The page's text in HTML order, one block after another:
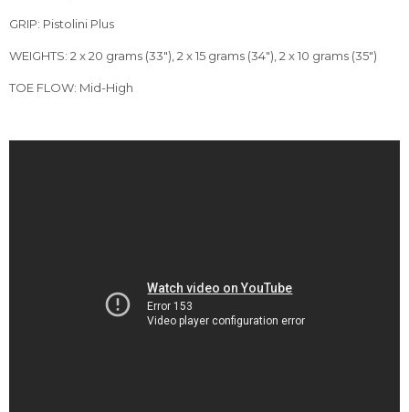
GRIP: Pistolini Plus
WEIGHTS: 2 x 20 grams (33"), 2 x 15 grams (34"), 2 x 10 grams (35")
TOE FLOW: Mid-High